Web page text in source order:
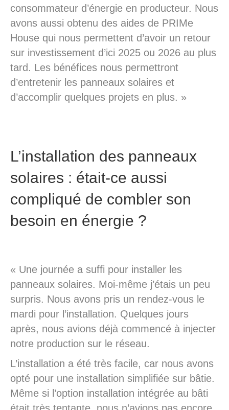
consommateur d’énergie en producteur. Nous
avons aussi obtenu des aides de PRIMe
House qui nous permettent d’avoir un retour
sur investissement d’ici 2025 ou 2026 au plus
tard. Les bénéfices nous permettront
d’entretenir les panneaux solaires et
d’accomplir quelques projets en plus. »
L’installation des panneaux
solaires : était-ce aussi
compliqué de combler son
besoin en énergie ?
« Une journée a suffi pour installer les
panneaux solaires. Moi-même j’étais un peu
surpris. Nous avons pris un rendez-vous le
mardi pour l’installation. Quelques jours
après, nous avions déjà commencé à injecter
notre production sur le réseau.
L’installation a été très facile, car nous avons
opté pour une installation simplifiée sur bâtie.
Même si l’option installation intégrée au bâti